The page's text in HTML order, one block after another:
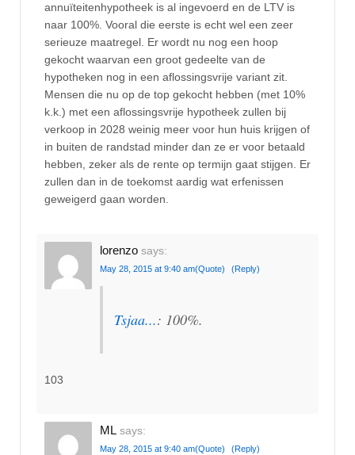
annuïteitenhypotheek is al ingevoerd en de LTV is
naar 100%. Vooral die eerste is echt wel een zeer
serieuze maatregel. Er wordt nu nog een hoop
gekocht waarvan een groot gedeelte van de
hypotheken nog in een aflossingsvrije variant zit.
Mensen die nu op de top gekocht hebben (met 10%
k.k.) met een aflossingsvrije hypotheek zullen bij
verkoop in 2028 weinig meer voor hun huis krijgen of
in buiten de randstad minder dan ze er voor betaald
hebben, zeker als de rente op termijn gaat stijgen. Er
zullen dan in de toekomst aardig wat erfenissen
geweigerd gaan worden.
lorenzo says:
May 28, 2015 at 9:40 am(Quote) (Reply)
Tsjaa...: 100%.
103
ML says:
May 28, 2015 at 9:40 am(Quote) (Reply)